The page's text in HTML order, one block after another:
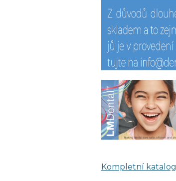
Kompletní